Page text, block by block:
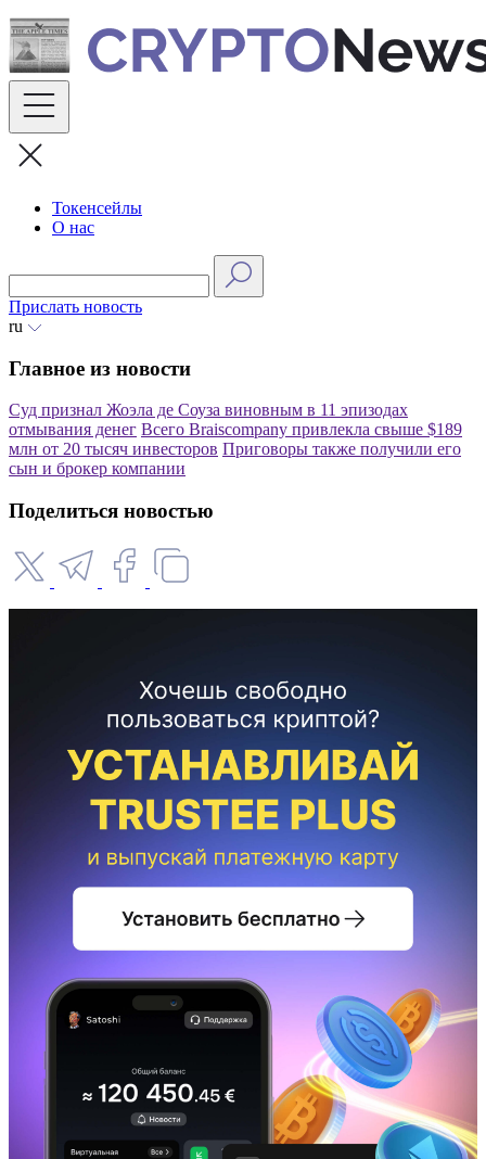
Skip
to
content
Токенсейлы
О нас
Прислать новость
ru
Главное из новости
Суд признал Жоэла де Соуза виновным в 11 эпизодах
отмывания денег Всего Braiscompany привлекла свыше $189
млн от 20 тысяч инвесторов Приговоры также получили его
сын и брокер компании
Поделиться новостью